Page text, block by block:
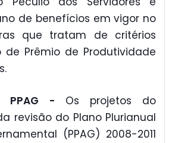
de benefícios em vigor no
que tratam de critérios
Prêmio de Produtividade
PPAG - Os projetos do
revisão do Plano Plurianual
(PPAG) 2008-2011